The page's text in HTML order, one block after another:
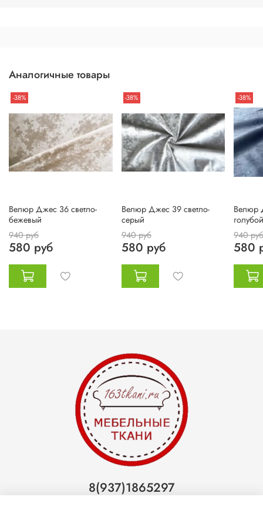
Аналогичные товары
-38%
Велюр Джес 36 светло-
бежевый
940 руб
580 руб
-38%
Велюр Джес 39 светло-
серый
940 руб
580 руб
-38%
Велюр
голубой
940 руб
580
8(937)1865297